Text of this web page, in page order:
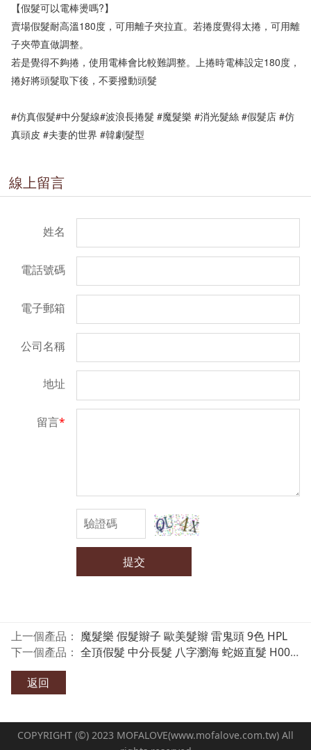
【假髮可以電棒燙嗎?】
賣場假髮耐高溫180度，可用離子夾拉直。若捲度覺得太捲，可用離
子夾帶直做調整。
若是覺得不夠捲，使用電棒會比較難調整。上捲時電棒設定180度，
捲好將頭髮取下後，不要撥動頭髮
#仿真假髮#中分髮線#波浪長捲髮 #魔髮樂 #消光髮絲 #假髮店 #仿
真頭皮 #夫妻的世界 #韓劇髮型
線上留言
姓名
電話號碼
電子郵箱
公司名稱
地址
留言*
提交
上一個產品： 魔髮樂 假髮辮子 歐美髮辮 雷鬼頭 9色 HPL
下一個產品： 全頂假髮 中分長髮 八字瀏海 蛇姬直髮 H0036 魔髮樂
返回
COPYRIGHT (©) 2023 MOFALOVE(www.mofalove.com.tw) All